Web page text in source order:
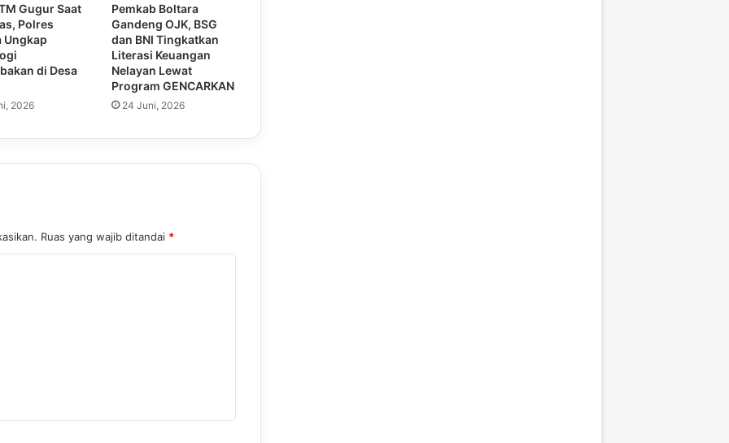
Gugur Saat
Polres
Ungkap
di Desa
2026
Pemkab Boltara
Gandeng OJK, BSG
dan BNI Tingkatkan
Literasi Keuangan
Nelayan Lewat
Program GENCARKAN
24 Juni, 2026
Ruas yang wajib ditandai *